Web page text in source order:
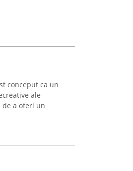
conceput ca un
ale
a oferi un